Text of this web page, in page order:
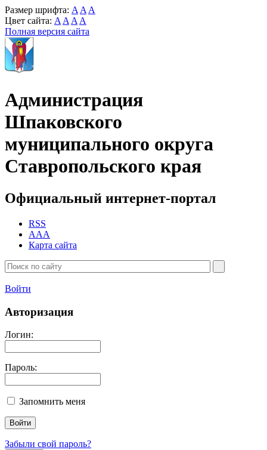
Размер шрифта: A A A
Цвет сайта: A A A A
Полная версия сайта
Администрация
Шпаковского
муниципального округа
Ставропольского края
Официальный интернет-портал
RSS
AAA
Карта сайта
Войти
Авторизация
Логин:
Пароль:
Запомнить меня
Забыли свой пароль?